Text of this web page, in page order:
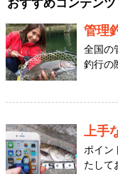
おすすめコンテンツ
管理
全国の
釣行の
上手
ポイン
たして